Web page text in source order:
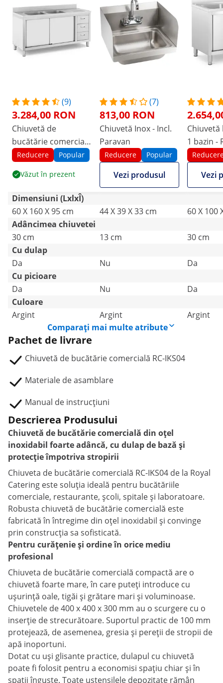
(9)
3.284,00 RON
Chiuvetă de
bucătărie comercială
- 2 bazine - Royal
inoxidabil - 160 x 60
cm
Reducere Popular
Văzut în prezent
(7)
813,00 RON
Chiuvetă Inox - Incl.
Paravan
Reducere Popular
Vezi produsul
1 bazin -
Catering
Vezi
Dimensiuni (LxlxÎ)
60 X 160 X 95 cm
44 X 39 X 33 cm
60 X 100
Adâncimea chiuvetei
30 cm
13 cm
30 cm
Cu dulap
Da
Nu
Da
Cu picioare
Da
Nu
Da
Culoare
Argint
Argint
Argint
Comparați mai multe atribute
Pachet de livrare
Chiuvetă de bucătărie comercială RC-IKS04
Materiale de asamblare
Manual de instrucțiuni
Descrierea Produsului
Chiuvetă de bucătărie comercială din oțel
inoxidabil foarte adâncă, cu dulap de bază și
protecție împotriva stropirii
Chiuveta de bucătărie comercială RC-IKS04 de la Royal
Catering este soluția ideală pentru bucătăriile
comerciale, restaurante, școli, spitale și laboratoare.
Robusta chiuvetă de bucătărie comercială este
fabricată în întregime din oțel inoxidabil și convinge
prin construcția sa sofisticată.
Pentru curățenie și ordine în orice mediu
profesional
Chiuveta de bucătărie comercială compactă are o
chiuvetă foarte mare, în care puteți introduce cu
ușurință oale, tigăi și grătare mari și voluminoase.
Chiuvetele de 400 x 400 x 300 mm au o scurgere cu o
inserție de strecurătoare. Suportul practic de 100 mm
protejează, de asemenea, gresia și pereții de stropii de
apă inoportuni.
Dotat cu uși glisante practice, dulapul cu chiuvetă
poate fi folosit pentru a economisi spațiu chiar și în
spații înguste. Toate ustensilele depozitate rămân